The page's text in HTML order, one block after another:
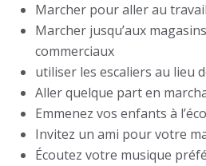
Marcher pour aller au travail
Marcher jusqu’aux
commerciaux
utiliser les escaliers au lieu
Aller quelque part en
Emmenez vos enfants à
Invitez un ami pour votre
Écoutez votre musique